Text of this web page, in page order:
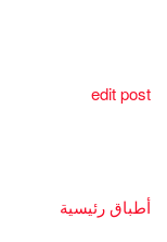
edit post
أطباق رئيسية